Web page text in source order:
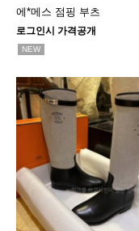
에*메스 점핑 부츠
로그인시 가격공개
NEW